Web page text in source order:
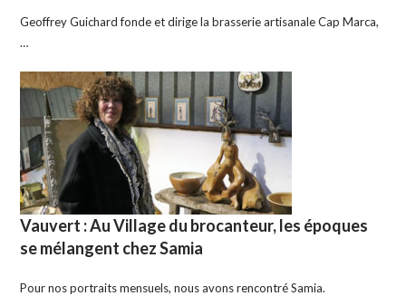
Geoffrey Guichard fonde et dirige la brasserie artisanale Cap Marca,
…
Vauvert : Au Village du brocanteur, les époques
se mélangent chez Samia
Pour nos portraits mensuels, nous avons rencontré Samia.